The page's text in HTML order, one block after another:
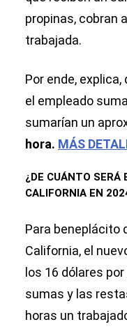
propinas, cobran
trabajada.
Por ende,
el empleado
sumarían un
hora. MÁS
¿DE CUÁNTO SERÁ
CALIFORNIA EN
Para beneplácito
California, el
los 16 dólares
sumas y las
horas un